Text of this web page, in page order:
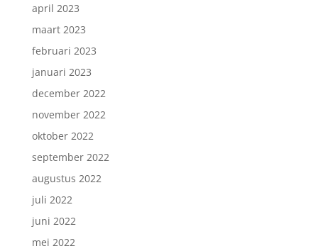
april 2023
maart 2023
februari 2023
januari 2023
december 2022
november 2022
oktober 2022
september 2022
augustus 2022
juli 2022
juni 2022
mei 2022